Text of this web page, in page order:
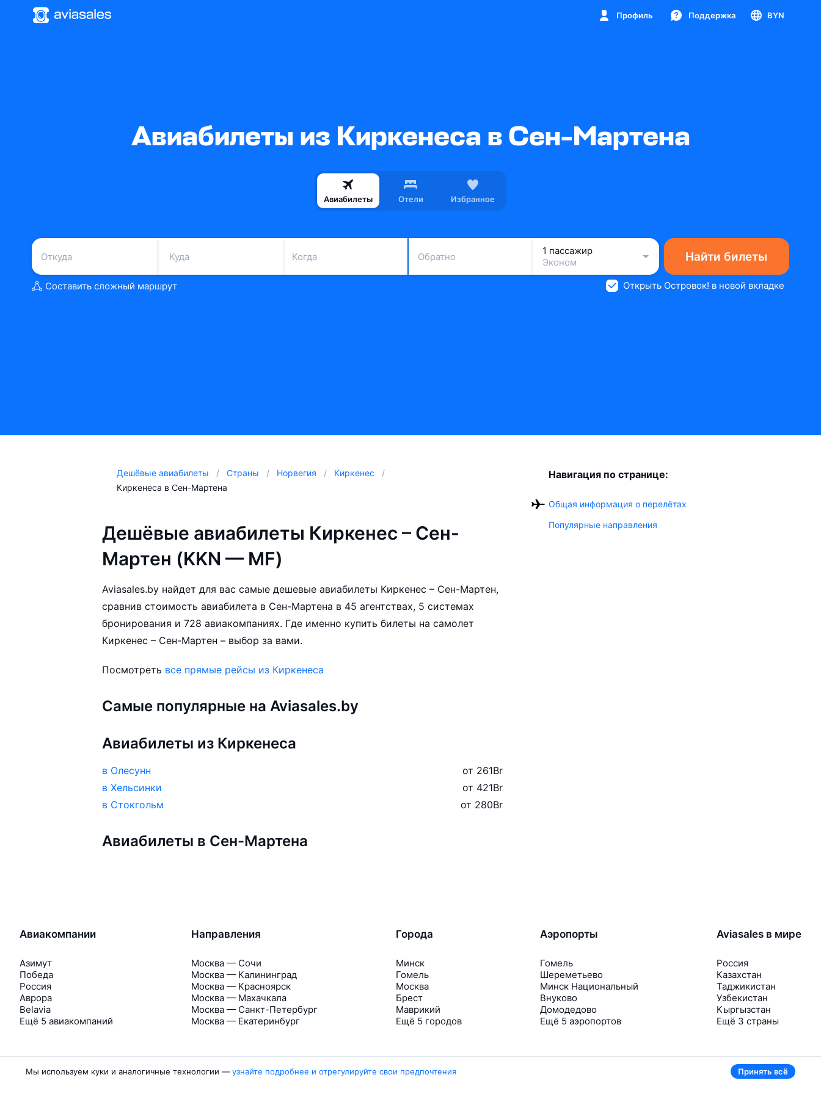
Профиль Поддержка BYN
Авиабилеты из Киркенеса в Сен-Мартена
Авиабилеты Отели Избранное
Когда Обратно
1 пассажир
Эконом
Найти билеты
Составить сложный маршрут Открыть Островок! в новой вкладке
Дешёвые авиабилеты Страны Норвегия
Киркенес
Киркенеса в Сен-Мартена
Дешёвые авиабилеты Киркенес – Сен-
Мартен (KKN — MF)
Aviasales.by найдет для вас самые дешевые авиабилеты Киркенес – Сен-Мартен,
сравнив стоимость авиабилета в Сен-Мартена в 45 агентствах, 5 системах
бронирования и 728 авиакомпаниях. Где именно купить билеты на самолет
Киркенес – Сен-Мартен – выбор за вами.
Посмотреть все прямые рейсы из Киркенеса
Самые популярные на Aviasales.by
Авиабилеты из Киркенеса
в Олесунн от 261Br
в Хельсинки
от 421Br
в Стокгольм
от 280Br
Авиабилеты в Сен-Мартена
Навигация по странице:
Общая информация о перелётах
Популярные направления
Авиакомпании
Азимут
Победа
Россия
Аврора
Belavia
Ещё 5 авиакомпаний
Направления
Москва — Сочи
Москва — Калининград
Москва — Красноярск
Москва — Махачкала
Москва — Санкт-Петербург
Москва — Екатеринбург
Города
Минск
Гомель
Москва
Брест
Маврикий
Ещё 5 городов
Аэропорты
Гомель
Шереметьево
Минск Национальный
Внуково
Домодедово
Ещё 5 аэропортов
Aviasales в мире
Россия
Казахстан
Таджикистан
Узбекистан
Кыргызстан
Ещё 3 страны
Мы используем куки и аналогичные технологии — узнайте подробнее и отрегулируйте свои предпочтения Принять всё